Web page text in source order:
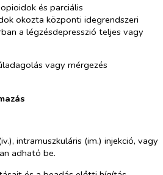
és parciális
okozta központi idegrendszeri
a légzésdepresszió teljes vagy
vagy mérgezés
intramuszkuláris (im.) injekció, vagy
adható be.